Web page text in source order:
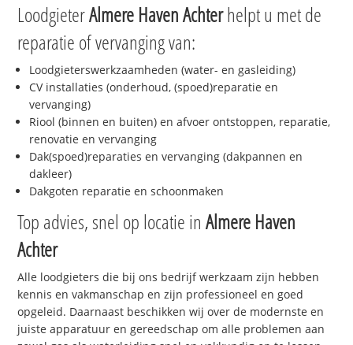
LoodgieterAlmere Haven Achterhelpt u met de
reparatie of vervanging van:
Loodgieterswerkzaamheden (water- en gasleiding)
CV installaties (onderhoud, (spoed)reparatie en
vervanging)
Riool (binnen en buiten) en afvoer ontstoppen, reparatie,
renovatie en vervanging
Dak(spoed)reparaties en vervanging (dakpannen en
dakleer)
Dakgoten reparatie en schoonmaken
Top advies, snel op locatie inAlmere Haven
Achter
Alle loodgieters die bij ons bedrijf werkzaam zijn hebben
kennis en vakmanschap en zijn professioneel en goed
opgeleid. Daarnaast beschikken wij over de modernste en
juiste apparatuur en gereedschap om alle problemen aan